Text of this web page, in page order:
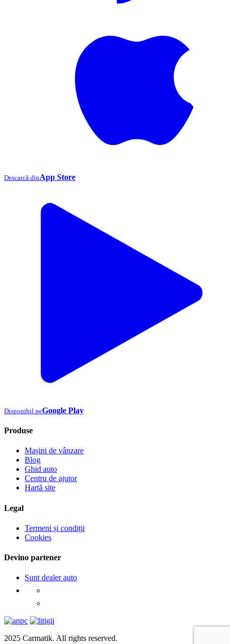
Descarcă dinApp Store
Disponibil peGoogle Play
Produse
Mașini de vânzare
Blog
Ghid auto
Centru de ajutor
Hartă site
Legal
Termeni și condiții
Cookies
Devino partener
Sunt dealer auto
2025 Carmatik. All rights reserved.